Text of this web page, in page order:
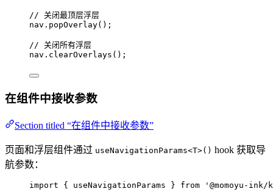
// 关闭最顶层浮层
nav . popOverlay();
// 关闭所有浮层
nav . clearOverlays ();
在组件中接收参数
Section titled “在组件中接收参数”
页面和浮层组件通过 useNavigationParams<T>() hook 获取导
航参数：
import { useNavigationParams } from ' @momoyu-